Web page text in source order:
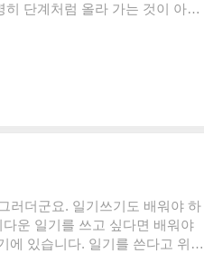
단계처럼 올라 가는 것이 아니
니다. 글쓰기를 못하는 사람들
에서 공부했다. 학교 마치고 학
런데 모든 것은 기록으로 부터
러더군요. 일기쓰기도 배워야 하
운 일기를 쓰고 싶다면 배워야
에 있습니다. 일기를 쓴다고 위대